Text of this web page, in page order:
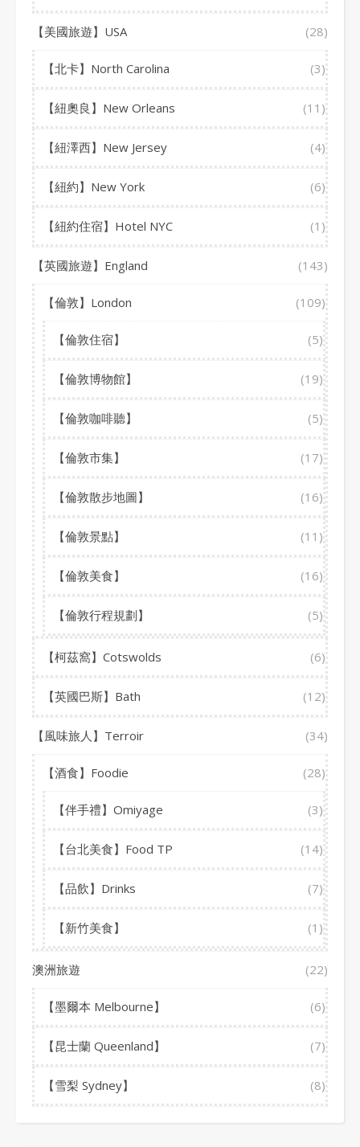
【美國旅遊】USA (28)
【北卡】North Carolina (3)
【紐奧良】New Orleans (11)
【紐澤西】New Jersey (4)
【紐約】New York (6)
【紐約住宿】Hotel NYC (1)
【英國旅遊】England (143)
【倫敦】London (109)
【倫敦住宿】 (5)
【倫敦博物館】 (19)
【倫敦咖啡聽】 (5)
【倫敦市集】 (17)
【倫敦散步地圖】 (16)
【倫敦景點】 (11)
【倫敦美食】 (16)
【倫敦行程規劃】 (5)
【柯茲窩】Cotswolds (6)
【英國巴斯】Bath (12)
【風味旅人】Terroir (34)
【酒食】Foodie (28)
【伴手禮】Omiyage (3)
【台北美食】Food TP (14)
【品飲】Drinks (7)
【新竹美食】 (1)
澳洲旅遊 (22)
【墨爾本 Melbourne】 (6)
【昆士蘭 Queenland】 (7)
【雪梨 Sydney】 (8)